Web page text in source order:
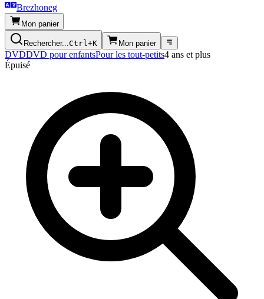
Brezhoneg
Mon panier
Rechercher...Ctrl+K Mon panier
DVDDVD pour enfantsPour les tout-petits4 ans et plus
Épuisé